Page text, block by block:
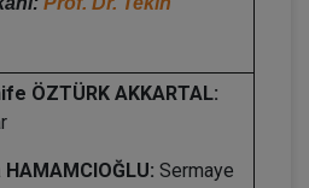
ÖZTÜRK AKKARTAL:
Sermaye